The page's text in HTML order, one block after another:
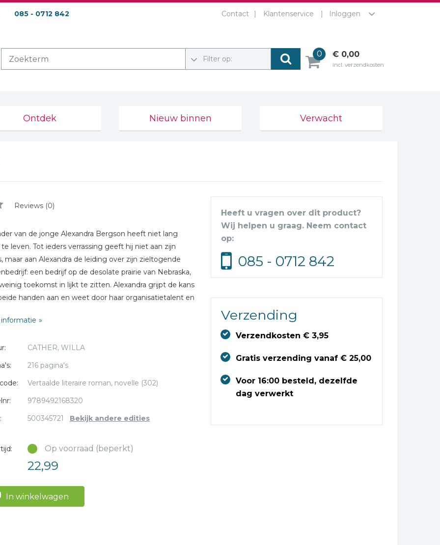
085 - 0712 842 Contact Klantenservice Inloggen
Filter op:
0 € 0,00
incl. verzendkosten
Ontdek Nieuw binnen Verwacht
Reviews (0)
van de jonge Alexandra Bergson heeft niet lang
leven. Tot ieders verrassing geeft hij niet aan zijn
maar aan Alexandra de leiding over zijn zieltogende
een bedrijf op de desolate prairie van Nebraska,
toekomst in lijkt te zitten. Alexandra grijpt de kans
handen aan en weet door haar organisatietalent en
te midden van een mannenwereld die haar met
en op een dag staat haar jeugdvriend Carl op
Er lijkt iets moois op te bloeien. Maar dan zet een
volledig op z'n kop. Dit boek verscheen voor het eerst
in de Verenigde Staten en werd nooit eerder in het
in 1943 toegelaten tot de prestigieuze American
CATHER, WILLA
216 pagina's
Vertaalde literaire roman, novelle (302)
9789492168320
500345721 Bekijk andere edities
Op voorraad (beperkt)
22,99
In winkelwagen
Heeft u vragen over dit product?
Wij helpen u graag. Neem contact
op:
085 - 0712 842
Verzending
Verzendkosten € 3,95
Gratis verzending vanaf € 25,00
Voor 16:00 besteld, dezelfde
dag verwerkt